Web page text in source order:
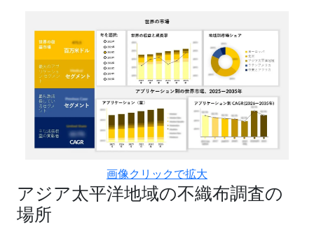
画像クリックで拡大
アジア太平洋地域の不織布調査の
場所